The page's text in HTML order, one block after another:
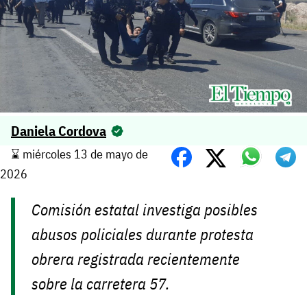
Daniela Cordova
⌛️ miércoles 13 de mayo de
2026
Comisión estatal investiga posibles
abusos policiales durante protesta
obrera registrada recientemente
sobre la carretera 57.